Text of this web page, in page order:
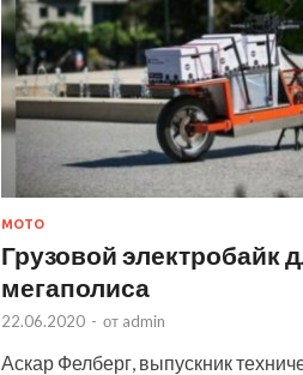
МОТО
Грузовой электробайк
мегаполиса
22.06.2020 - от admin
Аскар Фелберг, выпускник